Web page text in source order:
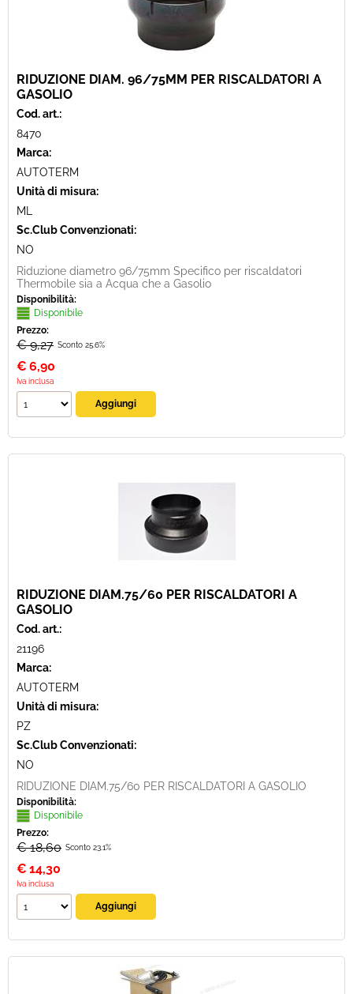
RIDUZIONE DIAM. 96/75MM PER RISCALDATORI A
GASOLIO
Cod. art.:
8470
Marca:
AUTOTERM
Unità di misura:
ML
Sc.Club Convenzionati:
NO
Riduzione diametro 96/75mm Specifico per riscaldatori
Thermobile sia a Acqua che a Gasolio
Disponibilità:
Disponibile
Prezzo:
€ 9,27 Sconto 25.6%
€ 6,90
Iva inclusa
RIDUZIONE DIAM.75/60 PER RISCALDATORI A
GASOLIO
Cod. art.:
21196
Marca:
AUTOTERM
Unità di misura:
PZ
Sc.Club Convenzionati:
NO
RIDUZIONE DIAM.75/60 PER RISCALDATORI A GASOLIO
Disponibilità:
Disponibile
Prezzo:
€ 18,60 Sconto 23.1%
€ 14,30
Iva inclusa